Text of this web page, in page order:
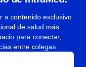
a contenido exclusivo
de salud más
para conectar,
entre colegas.
1997-2026